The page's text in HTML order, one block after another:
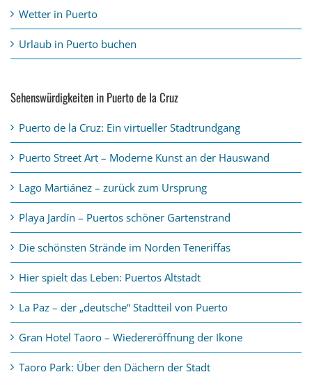
Wetter in Puerto
Urlaub in Puerto buchen
Sehenswürdigkeiten in Puerto de la Cruz
Puerto de la Cruz: Ein virtueller Stadtrundgang
Puerto Street Art – Moderne Kunst an der Hauswand
Lago Martiánez – zurück zum Ursprung
Playa Jardín – Puertos schöner Gartenstrand
Die schönsten Strände im Norden Teneriffas
Hier spielt das Leben: Puertos Altstadt
La Paz – der „deutsche“ Stadtteil von Puerto
Gran Hotel Taoro – Wiedereröffnung der Ikone
Taoro Park: Über den Dächern der Stadt